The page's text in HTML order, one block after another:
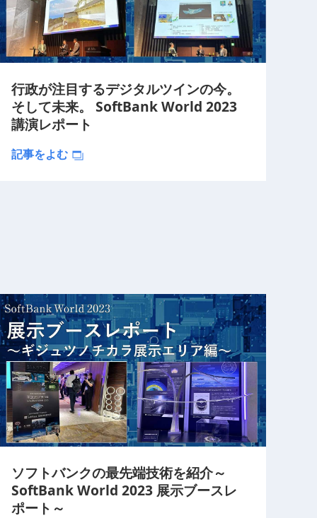
行政が注目するデジタルツインの今。
そして未来。 SoftBank World 2023
講演レポート
記事をよむ
ソフトバンクの最先端技術を紹介～
SoftBank World 2023 展示ブースレ
ポート～